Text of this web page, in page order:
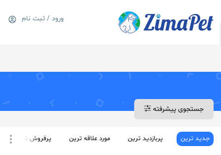
ورود / ثبت نام
جستجوی پیشرفته
جدید ترین پربازدید ترین مورد علاقه ترین پرفروش ترین